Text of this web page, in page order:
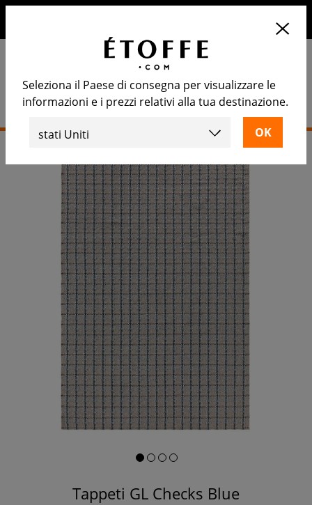
Tappeti GL Checks Blue
Seleziona il Paese di consegna per visualizzare le
informazioni e i prezzi relativi alla tua destinazione.